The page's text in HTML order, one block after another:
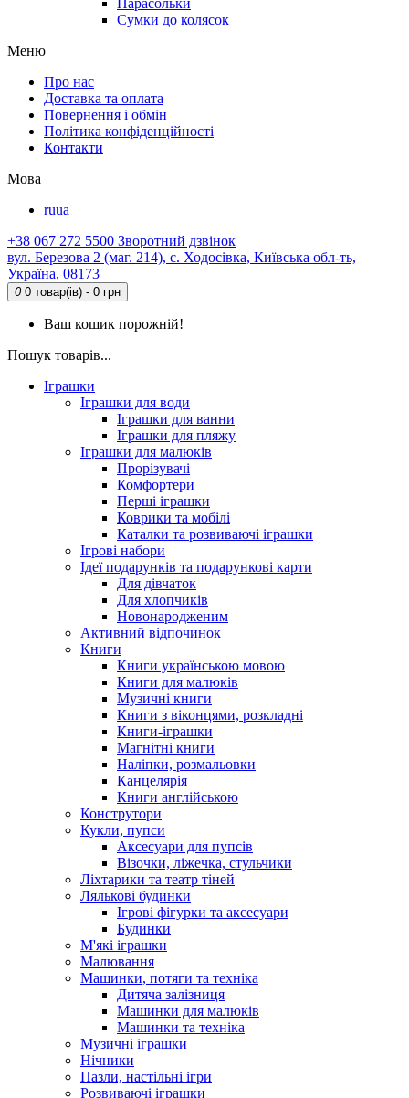
Парасольки
Сумки до колясок
Меню
Про нас
Доставка та оплата
Повернення і обмін
Політика конфіденційності
Контакти
Мова
ruua
+38 067 272 5500 Зворотний дзвінок
вул. Березова 2 (маг. 214), с. Ходосівка, Київська обл-ть,
Україна, 08173
0 0 товар(ів) - 0 грн
Ваш кошик порожній!
Пошук товарів...
Іграшки
Іграшки для води
Іграшки для ванни
Іграшки для пляжу
Іграшки для малюків
Прорізувачі
Комфортери
Перші іграшки
Коврики та мобілі
Каталки та розвиваючі іграшки
Ігрові набори
Ідеї ​​подарунків та подарункові карти
Для дівчаток
Для хлопчиків
Новонародженим
Активний відпочинок
Книги
Книги українською мовою
Книги для малюків
Музичні книги
Книги з віконцями, розкладні
Книги-іграшки
Магнітні книги
Наліпки, розмальовки
Канцелярія
Книги англійською
Конструтори
Кукли, пупси
Аксесуари для пупсів
Візочки, ліжечка, стульчики
Ліхтарики та театр тіней
Лялькові будинки
Ігрові фігурки та аксесуари
Будинки
М'які іграшки
Малювання
Машинки, потяги та техніка
Дитяча залізниця
Машинки для малюків
Машинки та техніка
Музичні іграшки
Нічники
Пазли, настільні ігри
Розвиваючі іграшки